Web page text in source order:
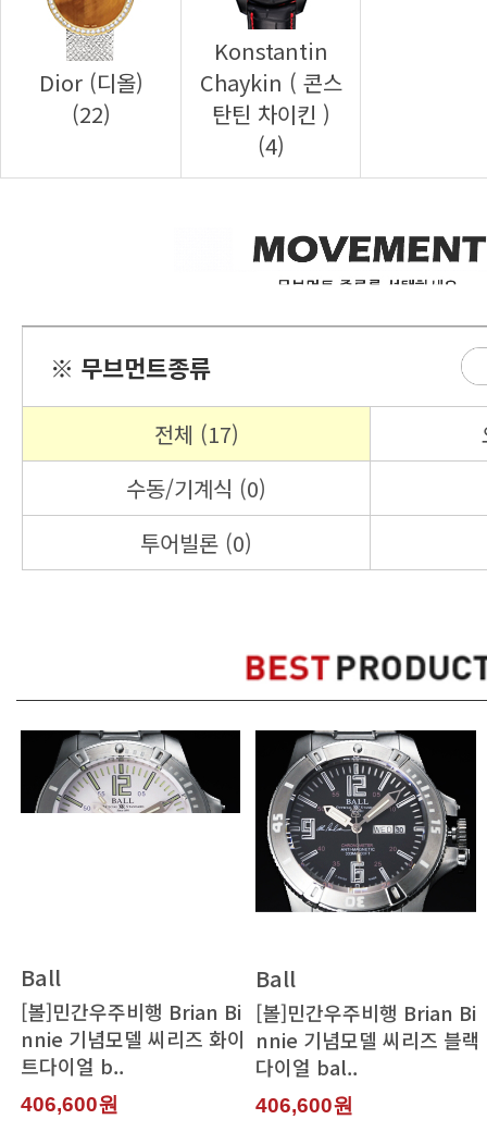
(22)
(4)
※ 무브먼트종류
전체 (17)
수동/기계식 (0)
투어빌론 (0)
Ball
트다이얼 b..
406,600원
Ball
다이얼 bal..
406,600원